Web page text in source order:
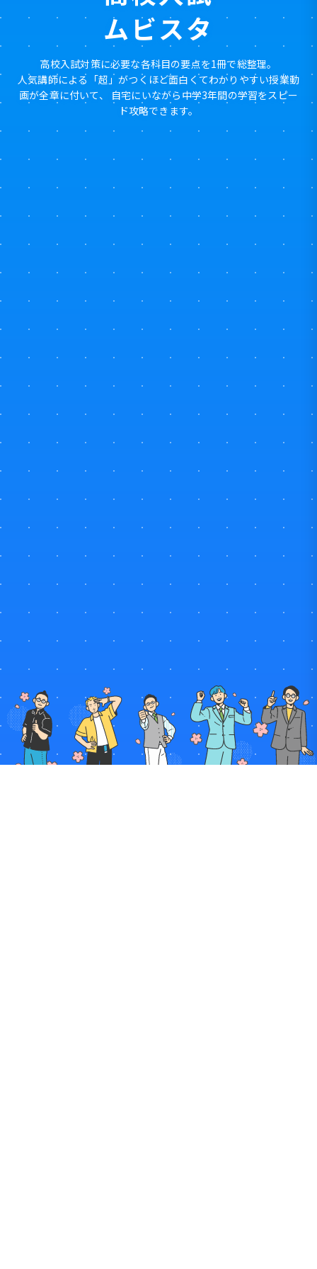
ムビスタ
高校入試対策に必要な各科目の要点を1冊で総整理。
人気講師による「超」がつくほど面白くてわかりやすい授業動
画が全章に付いて、 自宅にいながら中学3年間の学習をスピー
ド攻略できます。